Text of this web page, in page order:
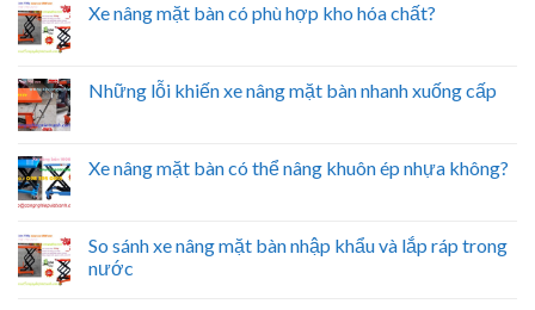
Xe nâng mặt bàn có phù hợp kho hóa chất?
Những lỗi khiến xe nâng mặt bàn nhanh xuống cấp
Xe nâng mặt bàn có thể nâng khuôn ép nhựa không?
So sánh xe nâng mặt bàn nhập khẩu và lắp ráp trong
nước